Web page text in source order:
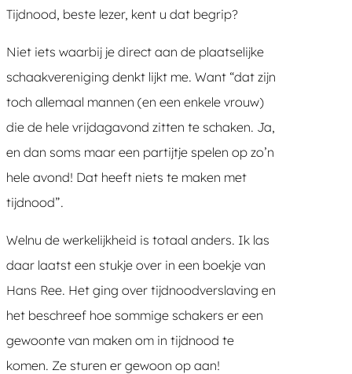
Tijdnood, beste lezer, kent u dat begrip?
Niet iets waarbij je direct aan de plaatselijke
schaakvereniging denkt lijkt me. Want “dat zijn
toch allemaal mannen (en een enkele vrouw)
die de hele vrijdagavond zitten te schaken. Ja,
en dan soms maar een partijtje spelen op zo’n
hele avond! Dat heeft niets te maken met
tijdnood”.
Welnu de werkelijkheid is totaal anders. Ik las
daar laatst een stukje over in een boekje van
Hans Ree. Het ging over tijdnoodverslaving en
het beschreef hoe sommige schakers er een
gewoonte van maken om in tijdnood te
komen. Ze sturen er gewoon op aan!